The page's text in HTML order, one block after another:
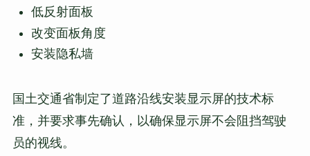
低反射面板
改变面板角度
安装隐私墙
国土交通省制定了道路沿线安装显示屏的技术标
准，并要求事先确认，以确保显示屏不会阻挡驾驶
员的视线。